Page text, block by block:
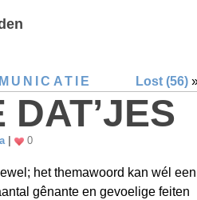
Lost (56)
0
het themawoord kan wél een
gênante en gevoelige feiten